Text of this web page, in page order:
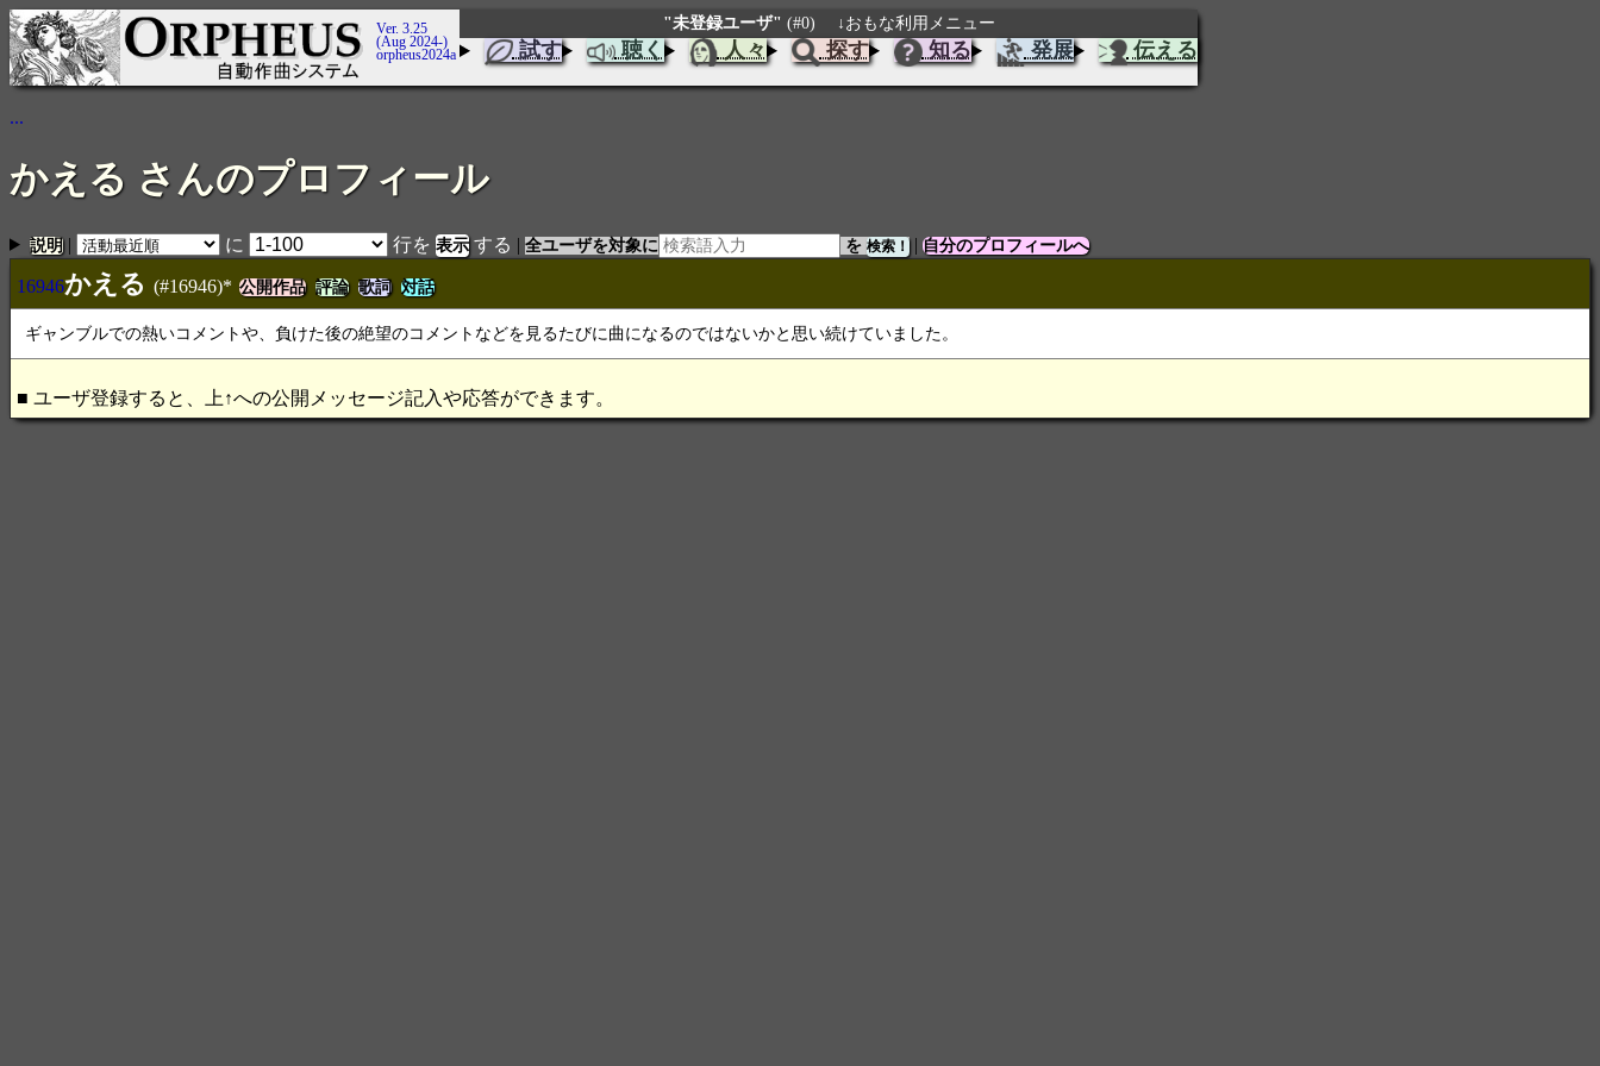
Ver. 3.25
(Aug 2024-)
orpheus2024a
"未登録ユーザ" (#0) ↓おもな利用メニュー
試す 聴く 人々 探す 知る 発展 伝える
...
かえる さんのプロフィール
説明| に 行を する | 全ユーザを対象に を | 自分のプロフィールへ
16946かえる (#16946)* 公開作品 評論 歌詞 対話
ギャンブルでの熱いコメントや、負けた後の絶望のコメントなどを見るたびに曲になるのではないかと思い続けていました。
■ ユーザ登録すると、上↑への公開メッセージ記入や応答ができます。